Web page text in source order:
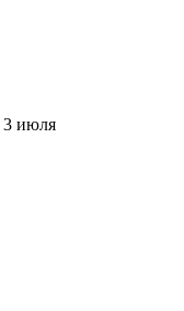
3 июля